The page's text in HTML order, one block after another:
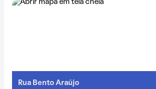
Rua Bento Araújo